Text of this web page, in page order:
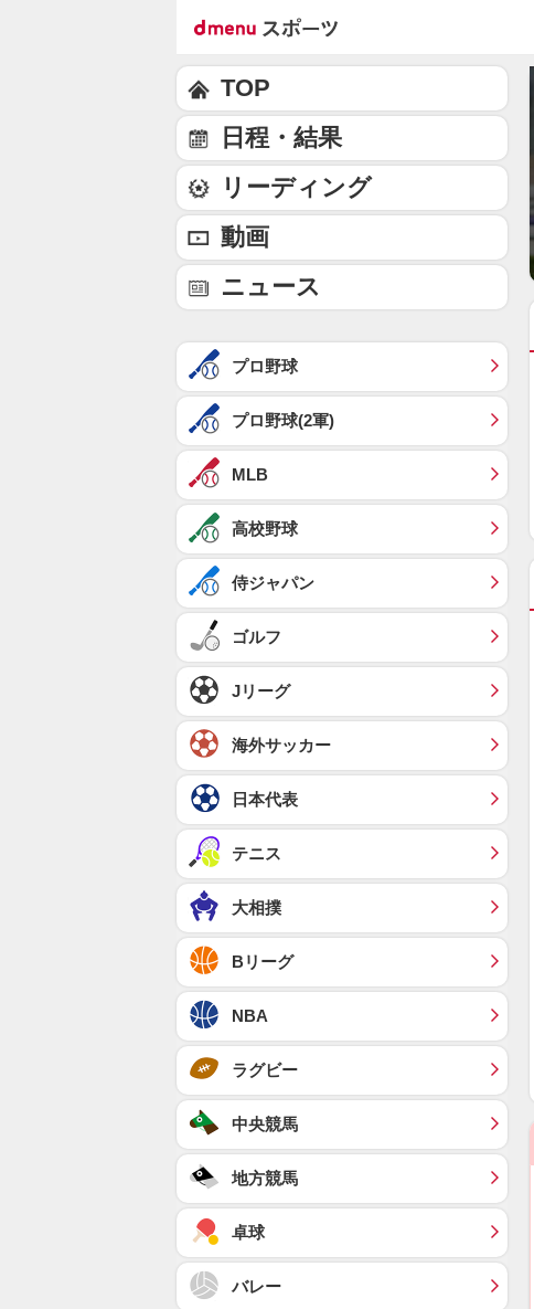
TOP
日程・結果
リーディング
動画
ニュース
プロ野球
プロ野球(2軍)
MLB
高校野球
侍ジャパン
ゴルフ
Jリーグ
海外サッカー
日本代表
テニス
大相撲
Bリーグ
NBA
ラグビー
中央競馬
地方競馬
卓球
バレー